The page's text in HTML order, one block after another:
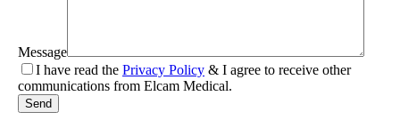
Message
I have read the Privacy Policy & I agree to receive other
communications from Elcam Medical.